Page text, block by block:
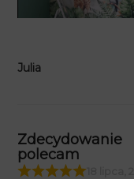
Julia
Zdecydowanie
polecam
18 lipca,